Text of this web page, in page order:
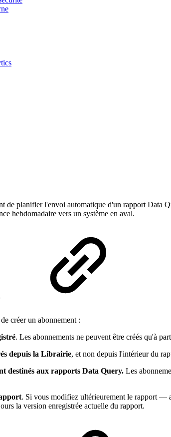
de planifier l'envoi automatique d'un rapport Data
hebdomadaire vers un système en aval.
créer un abonnement :
. Les abonnements ne peuvent être créés qu'à
depuis la Librairie, et non depuis l'intérieur du
destinés aux rapports Data Query. Les
. Si vous modifiez ultérieurement le rapport —
la version enregistrée actuelle du rapport.